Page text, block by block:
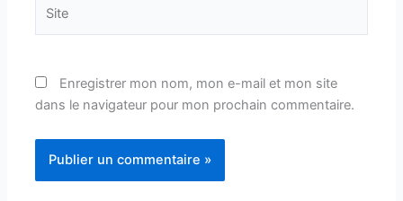
Enregistrer mon nom, mon e-mail et mon site
dans le navigateur pour mon prochain commentaire.